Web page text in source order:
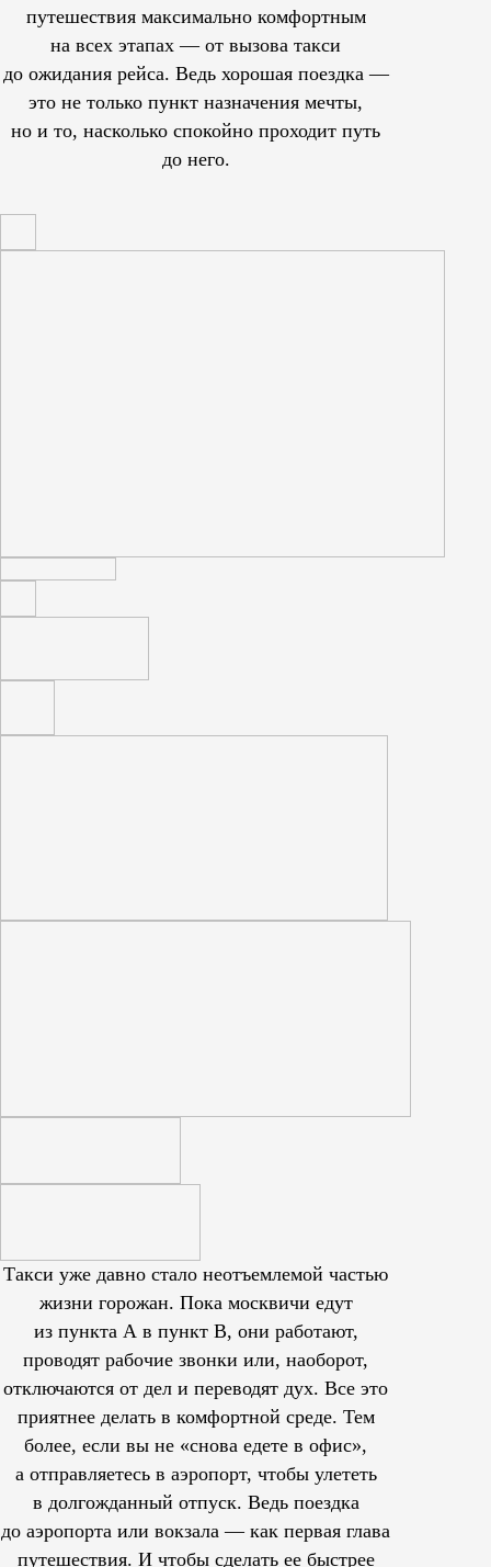
путешествия максимально комфортным
на всех этапах — от вызова такси
до ожидания рейса. Ведь хорошая поездка —
это не только пункт назначения мечты,
но и то, насколько спокойно проходит путь
до него.
Такси уже давно стало неотъемлемой частью
жизни горожан. Пока москвичи едут
из пункта А в пункт В, они работают,
проводят рабочие звонки или, наоборот,
отключаются от дел и переводят дух. Все это
приятнее делать в комфортной среде. Тем
более, если вы не «снова едете в офис»,
а отправляетесь в аэропорт, чтобы улететь
в долгожданный отпуск. Ведь поездка
до аэропорта или вокзала — как первая глава
путешествия. И чтобы сделать ее быстрее